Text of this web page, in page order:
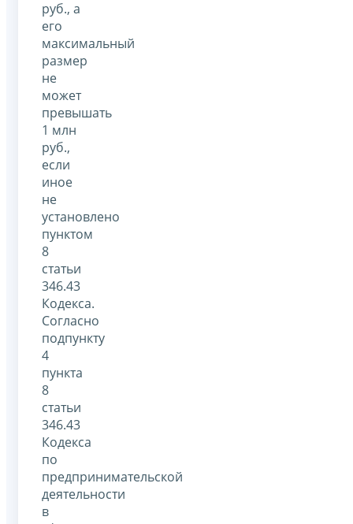
руб., а
его
максимальный
размер
не
может
превышать
1 млн
руб.,
если
иное
не
установлено
пунктом
8
статьи
346.43
Кодекса.
Согласно
подпункту
4
пункта
8
статьи
346.43
Кодекса
по
предпринимательской
деятельности
в